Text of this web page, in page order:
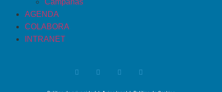
Campañas
AGENDA
COLABORA
INTRANET